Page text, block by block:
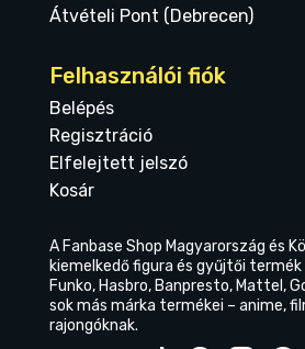
Átvételi Pont (Debrecen)
Felhasználói fiók
Belépés
Regisztráció
Elfelejtett jelszó
Kosár
A Fanbase Shop Magyarország és
kiemelkedő figura és gyűjtői
Funko, Hasbro, Banpresto, Mattel,
sok más márka termékei – anime,
rajongóknak.